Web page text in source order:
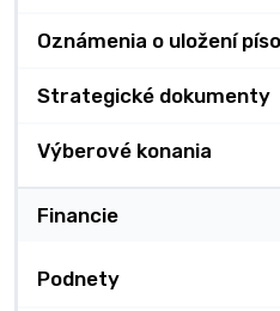
Oznámenia o uložení
Strategické dokumenty
Výberové konania
Financie
Podnety